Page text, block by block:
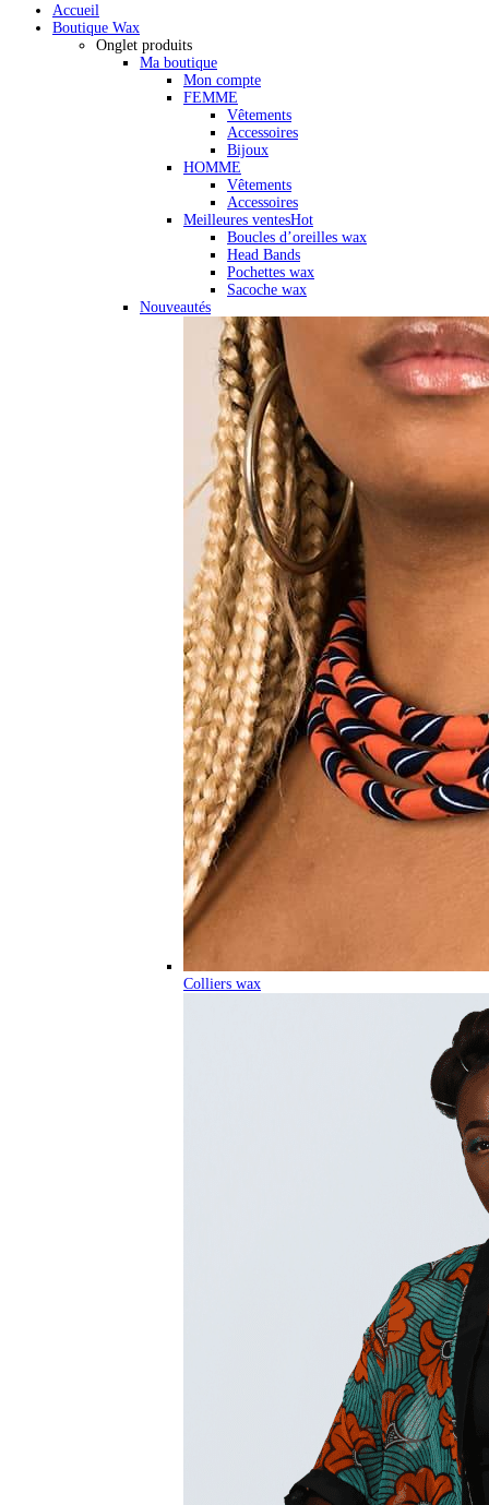
Accueil
Boutique Wax
Onglet produits
Ma boutique
Mon compte
FEMME
Vêtements
Accessoires
Bijoux
HOMME
Vêtements
Accessoires
Meilleures ventesHot
Boucles d’oreilles wax
Head Bands
Pochettes wax
Sacoche wax
Nouveautés
Colliers wax